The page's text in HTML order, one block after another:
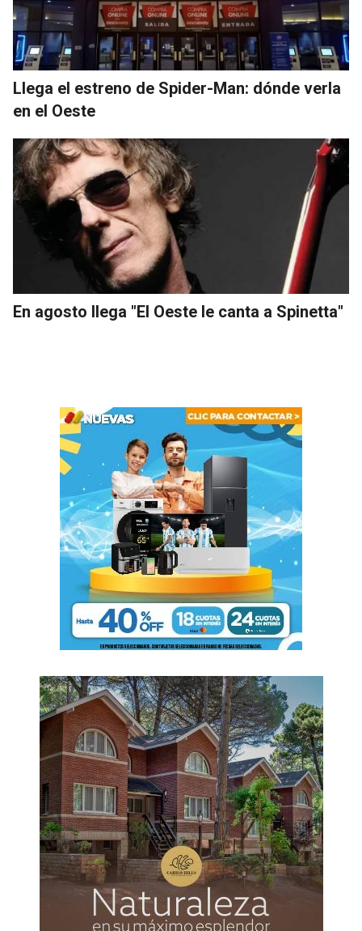
Llega el estreno de Spider-Man: dónde verla
en el Oeste
En agosto llega "El Oeste le canta a Spinetta"